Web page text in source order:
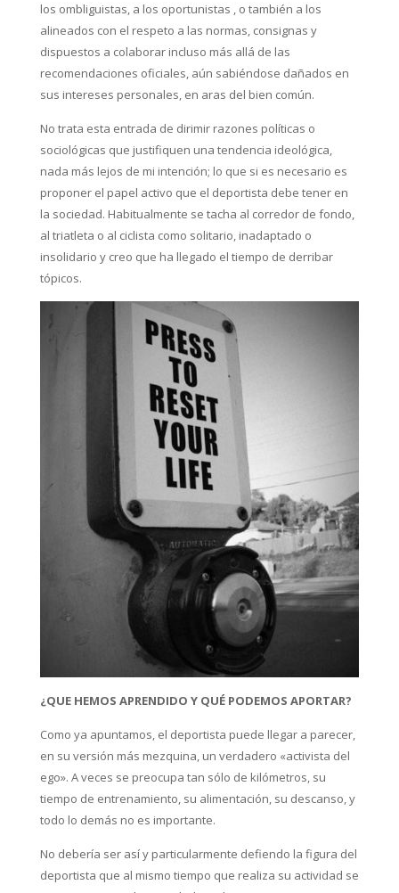
los ombliguistas, a los oportunistas , o también a los
alineados con el respeto a las normas, consignas y
dispuestos a colaborar incluso más allá de las
recomendaciones oficiales, aún sabiéndose dañados en
sus intereses personales, en aras del bien común.
No trata esta entrada de dirimir razones políticas o
sociológicas que justifiquen una tendencia ideológica,
nada más lejos de mi intención; lo que si es necesario es
proponer el papel activo que el deportista debe tener en
la sociedad. Habitualmente se tacha al corredor de fondo,
al triatleta o al ciclista como solitario, inadaptado o
insolidario y creo que ha llegado el tiempo de derribar
tópicos.
¿QUE HEMOS APRENDIDO Y QUÉ PODEMOS APORTAR?
Como ya apuntamos, el deportista puede llegar a parecer,
en su versión más mezquina, un verdadero «activista del
ego». A veces se preocupa tan sólo de kilómetros, su
tiempo de entrenamiento, su alimentación, su descanso, y
todo lo demás no es importante.
No debería ser así y particularmente defiendo la figura del
deportista que al mismo tiempo que realiza su actividad se